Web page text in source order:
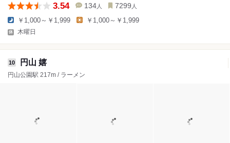
3.54 134 人 7299 人
￥1,000～￥1,999 ￥1,000～￥1,999
木曜日
10 円山 嬉
円山公園駅 217m / ラーメン